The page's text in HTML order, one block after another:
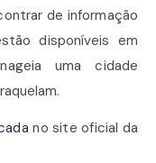
de informação
disponíveis em
uma cidade
no site oficial da